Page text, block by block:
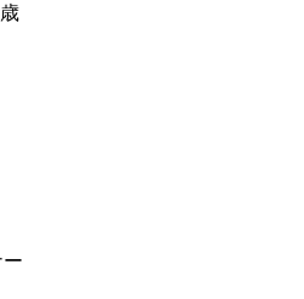
歳